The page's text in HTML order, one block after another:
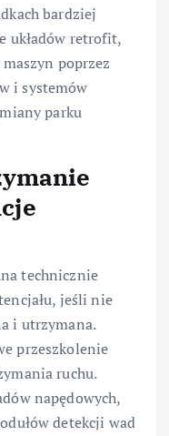
bardziej
układów retrofit,
poprzez
i systemów
parku
technicznie
jeśli nie
i utrzymana.
przeszkolenie
ruchu.
napędowych,
detekcji wad